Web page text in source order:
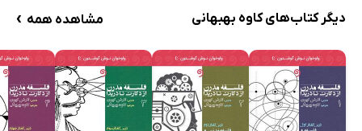
دیگر کتاب‌های کاوه بهبهانی مشاهده همه ›